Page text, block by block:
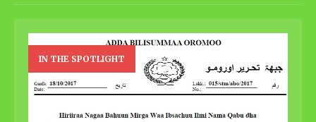
IN THE SPOTLIGHT